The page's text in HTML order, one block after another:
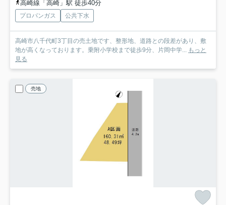
高崎線「高崎」駅 徒歩40分
プロパンガス 公共下水
高崎市八千代町3丁目の売土地です、整形地、道路との段差があり、敷
地が高くなっております。乗附小学校まで徒歩9分、片岡中学...
もっと
見る
売地